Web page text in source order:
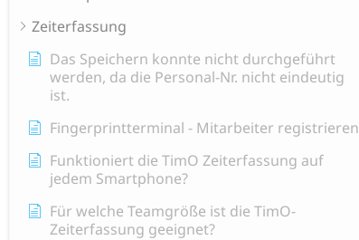
Zeiterfassung
Das Speichern konnte nicht durchgeführt
werden, da die Personal-Nr. nicht eindeutig
ist.
Fingerprintterminal - Mitarbeiter registrieren
Funktioniert die TimO Zeiterfassung auf
jedem Smartphone?
Für welche Teamgröße ist die TimO-
Zeiterfassung geeignet?